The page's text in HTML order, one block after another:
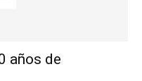
años de